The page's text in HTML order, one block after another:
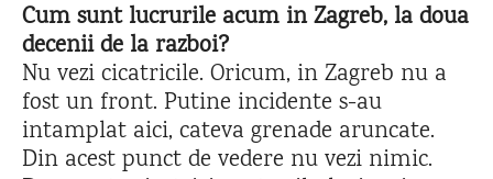
Cum sunt lucrurile acum in Zagreb, la doua
decenii de la razboi?
Nu vezi cicatricile. Oricum, in Zagreb nu a
fost un front. Putine incidente s-au
intamplat aici, cateva grenade aruncate.
Din acest punct de vedere nu vezi nimic.